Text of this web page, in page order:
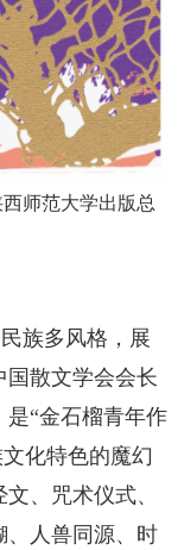
新会员发展名单
师范大学出版总
族多风格，展
国散文学会会长
“金石榴青年作
化特色的魔幻
、咒术仪式、
、人兽同源、时